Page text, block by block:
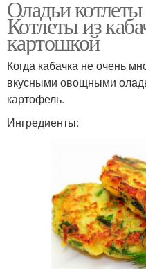
Оладьи котлеты
Котлеты из
картошкой
Когда кабачка не очень
вкусными овощными
картофель.
Ингредиенты: